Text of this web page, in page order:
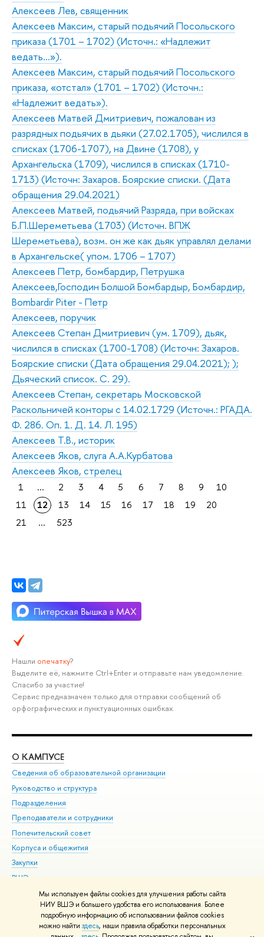
Мы используем файлы cookies для улучшения работы сайта
НИУ ВШЭ и большего удобства его использования. Более
подробную информацию об использовании файлов cookies
можно найти здесь, наши правила обработки персональных
Алексеев Лев, священник
Алексеев Максим, старый подьячий Посольского
приказа (1701 – 1702) (Источн.: «Надлежит
ведать…»).
Алексеев Максим, старый подьячий Посольского
приказа, «отстал» (1701 – 1702) (Источн.:
«Надлежит ведать»).
Алексеев Матвей Дмитриевич, пожалован из
разрядных подьячих в дьяки (27.02.1705), числился в
списках (1706-1707), на Двине (1708), у
Архангельска (1709), числился в списках (1710-
1713) (Источн: Захаров. Боярские списки. (Дата
обращения 29.04.2021)
Алексеев Матвей, подьячий Разряда, при войсках
Б.П.Шереметьева (1703) (Источн. ВПЖ
Шереметьева), возм. он же как дьяк управлял делами
в Архангельске( упом. 1706 – 1707)
Алексеев Петр, бомбардир, Петрушка
Алексеев,Господин Болшой Бомбардыр, Бомбардир,
Bombardir Piter - Петр
Алексеев, поручик
Алексеев Степан Дмитриевич (ум. 1709), дьяк,
числился в списках (1700-1708) (Источн: Захаров.
Боярские списки (Дата обращения 29.04.2021); );
Дьяческий список. С. 29).
Алексеев Степан, секретарь Московской
Раскольничей конторы с 14.02.1729 (Источн.: РГАДА.
Ф. 286. Оп. 1. Д. 14. Л. 195)
Алексеев Т.В., историк
Алексеев Яков, слуга А.А.Курбатова
Алексеев Яков, стрелец
1 ... 2 3 4 5 6 7 8 9
10
11
12 13 14 15 16 17 18 19
20
21
... 523
Нашли опечатку?
Выделите её, нажмите Ctrl+Enter и отправьте нам уведомление.
Спасибо за участие!
Сервис предназначен только для отправки сообщений об
орфографических и пунктуационных ошибках.
О КАМПУСЕ
Сведения об образовательной организации
Руководство и структура
Подразделения
Преподаватели и сотрудники
Попечительский совет
Корпуса и общежития
Закупки
ВШЭ для студентов с ограниченными возможностями
здоровья и инвалидностью
Версия для слабовидящих
Единая платежная страница